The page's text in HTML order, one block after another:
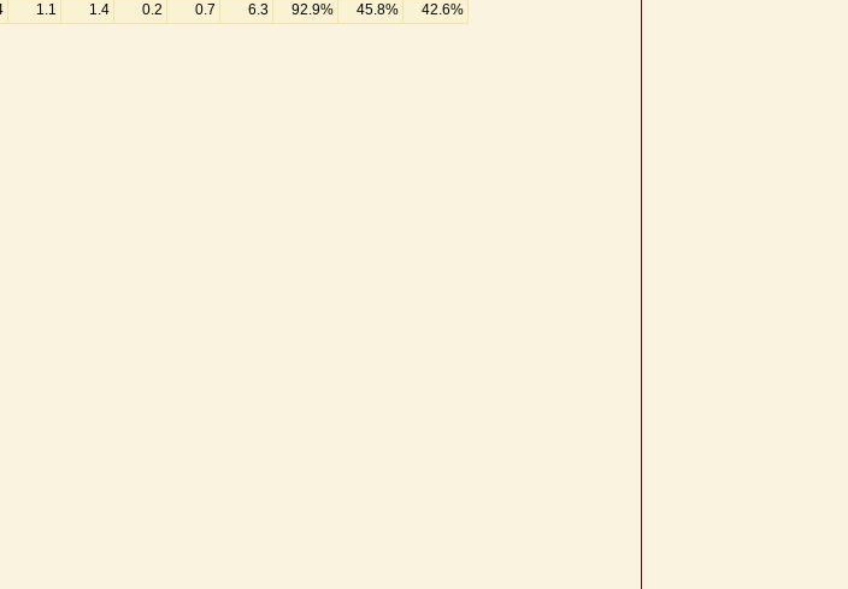
1.1 1.4 0.2 0.7 6.3 92.9% 45.8% 42.6%